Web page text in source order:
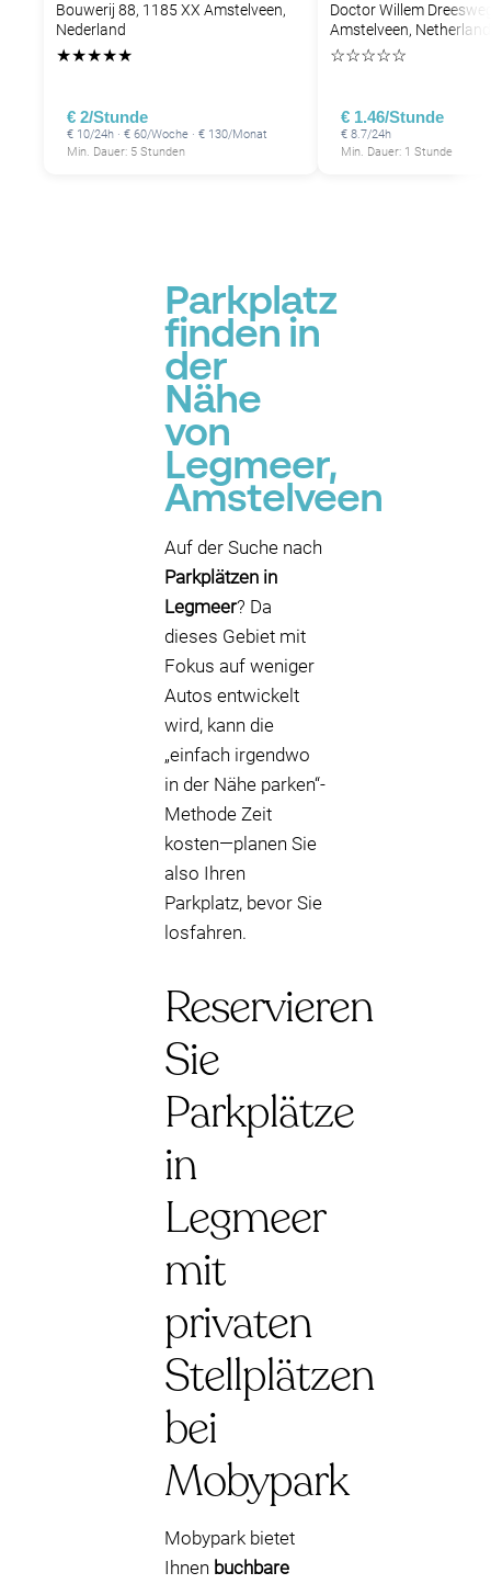
Bouwerij 88, 1185 XX Amstelveen,
Nederland
★★★★★
€ 2/Stunde
€ 10/24h · € 60/Woche · € 130/Monat
Min. Dauer: 5 Stunden
Doctor Willem
Amstelveen,
☆☆☆☆☆
€ 1.46/Stunde
€ 8.7/24h
Min. Dauer: 1 Stunde
Parkplatz
finden in
der
Nähe
von
Legmeer,
Amstelveen
Auf der Suche nach
Parkplätzen in
Legmeer? Da
dieses Gebiet mit
Fokus auf weniger
Autos entwickelt
wird, kann die
„einfach irgendwo
in der Nähe parken“-
Methode Zeit
kosten—planen Sie
also Ihren
Parkplatz, bevor Sie
losfahren.
Reservieren
Sie
Parkplätze
in
Legmeer
mit
privaten
Stellplätzen
bei
Mobypark
Mobypark bietet
Ihnen buchbare